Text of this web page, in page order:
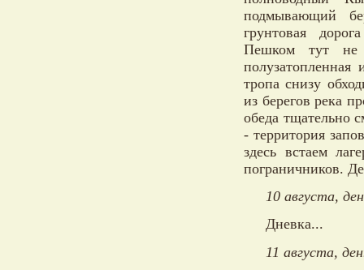
подмывающий
грунтовая
Пешком тут не
тропа снизу
из берегов река
обеда тщательно
- территория
здесь встаем
пограничников.
10 августа,
Дневка...
11 августа,